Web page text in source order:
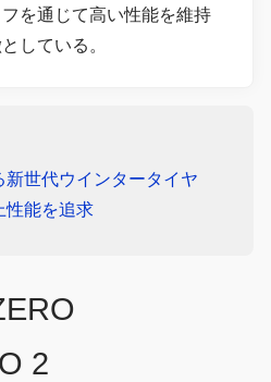
を通じて高い性能を維持
している。
新世代ウインタータイヤ
性能を追求
2